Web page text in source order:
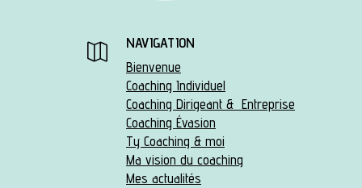
 NAVIGATION
Bienvenue
Coaching Individuel
Coaching Dirigeant & Entreprise
Coaching Évasion
Ty Coaching & moi
Ma vision du coaching
Mes actualités